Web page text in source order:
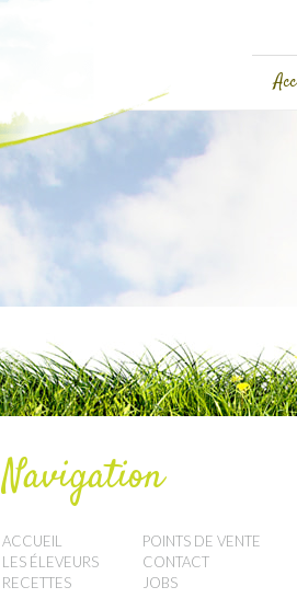
Navigation
ACCUEIL
LES ÉLEVEURS
RECETTES
POINTS DE VENTE
CONTACT
JOBS